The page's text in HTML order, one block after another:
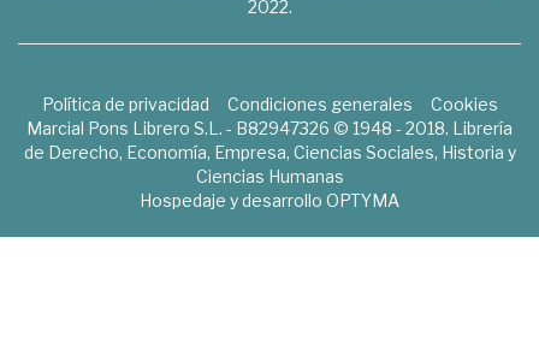
2022.
Política de privacidad Condiciones generales
Cookies
Marcial Pons Librero S.L. - B82947326 © 1948 - 2018. Librería
de Derecho, Economía, Empresa, Ciencias Sociales, Historia y
Ciencias Humanas
Hospedaje y desarrollo OPTYMA